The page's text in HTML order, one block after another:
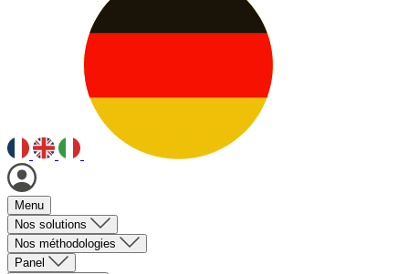
Menu
Nos solutions
Nos méthodologies
Panel